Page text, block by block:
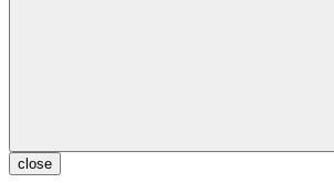
close